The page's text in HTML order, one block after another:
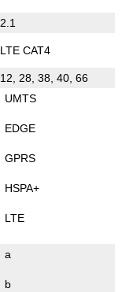
2.1
LTE CAT4
12, 28, 38, 40, 66
UMTS
EDGE
GPRS
HSPA+
LTE
a
b